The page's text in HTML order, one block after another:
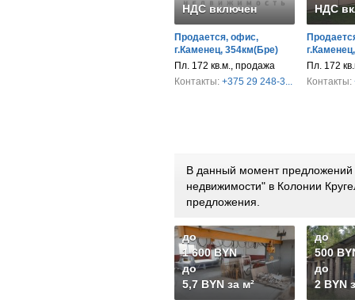
НДС включен
Продается, офис,
г.Каменец, 354км(Бре)
Пл. 172 кв.м., продажа
Контакты: +375 29 248-3...
НДС
Пл. 172
Контакты:
В данный момент предложений
недвижимости" в Колонии
предложения.
до
1 600 BYN
до
5,7 BYN за м²
до
500
до
2 BYN